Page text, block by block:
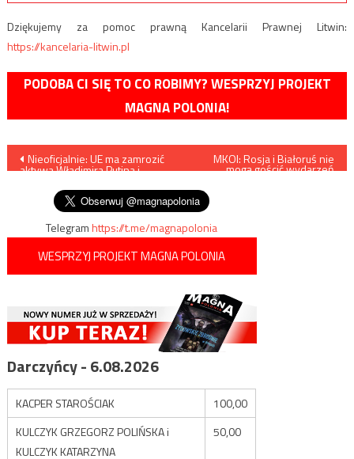
Dziękujemy za pomoc prawną Kancelarii Prawnej Litwin:
https://kancelaria-litwin.pl
PODOBA CI SIĘ TO CO ROBIMY? WESPRZYJ PROJEKT
MAGNA POLONIA!
Nawigacja
wpisu
Nieoficjalnie: UE ma zamrozić
aktywa Władimira Putina i
MKOl: Rosja i Białoruś nie
mogą gościć wydarzeń
Telegramhttps://t.me/magnapolonia
WESPRZYJ PROJEKT MAGNA POLONIA
Darczyńcy - 6.08.2026
KACPER STAROŚCIAK
100,00
KULCZYK GRZEGORZ POLIŃSKA i
KULCZYK KATARZYNA
50,00